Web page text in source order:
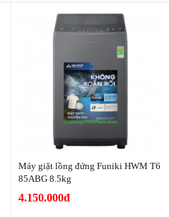
Máy giặt lồng đứng Funiki HWM T6
85ABG 8.5kg
4.150.000đ